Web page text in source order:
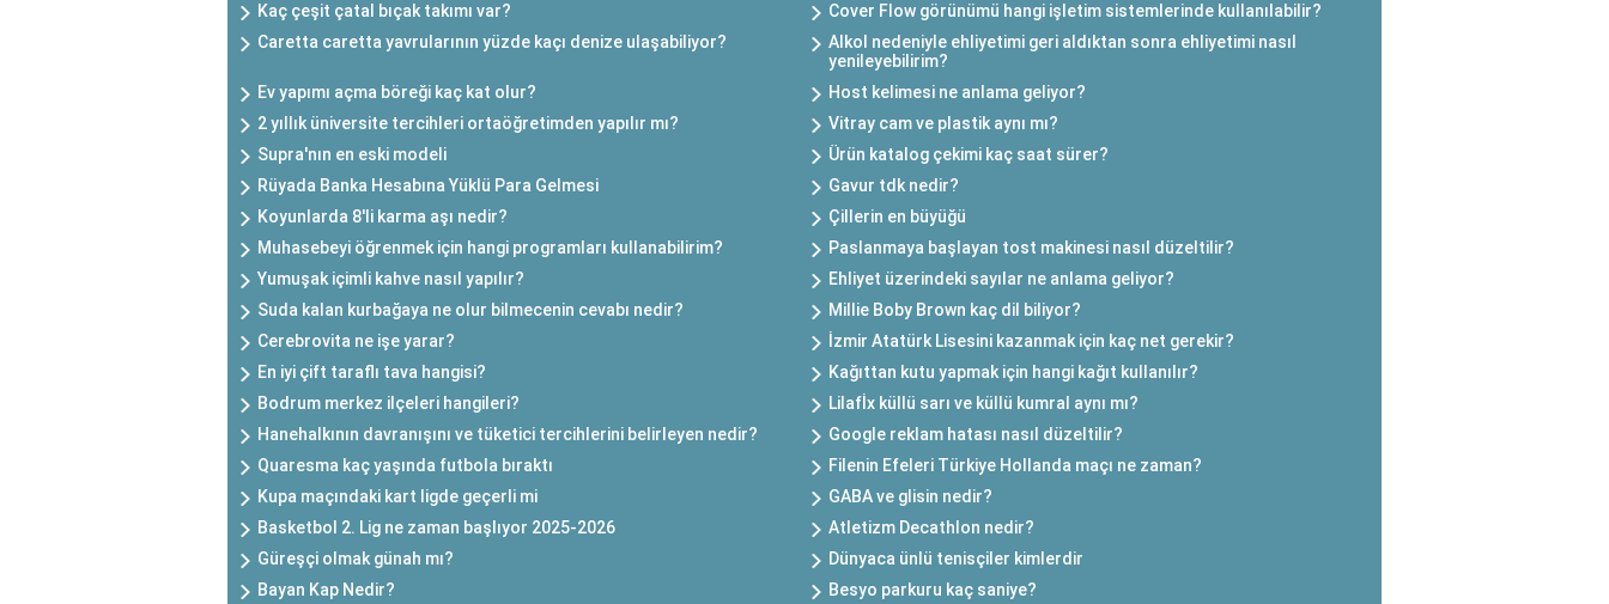
Kaç çeşit çatal bıçak takımı var?
Cover Flow görünümü hangi işletim sistemlerinde kullanılabilir?
Caretta caretta yavrularının yüzde kaçı denize ulaşabiliyor?
Alkol nedeniyle ehliyetimi geri aldıktan sonra ehliyetimi nasıl
yenileyebilirim?
Ev yapımı açma böreği kaç kat olur?
Host kelimesi ne anlama geliyor?
2 yıllık üniversite tercihleri ortaöğretimden yapılır mı?
Vitray cam ve plastik aynı mı?
Supra'nın en eski modeli
Ürün katalog çekimi kaç saat sürer?
Rüyada Banka Hesabına Yüklü Para Gelmesi
Gavur tdk nedir?
Koyunlarda 8'li karma aşı nedir?
Çillerin en büyüğü
Muhasebeyi öğrenmek için hangi programları kullanabilirim?
Paslanmaya başlayan tost makinesi nasıl düzeltilir?
Yumuşak içimli kahve nasıl yapılır?
Ehliyet üzerindeki sayılar ne anlama geliyor?
Suda kalan kurbağaya ne olur bilmecenin cevabı nedir?
Millie Boby Brown kaç dil biliyor?
Cerebrovita ne işe yarar?
İzmir Atatürk Lisesini kazanmak için kaç net gerekir?
En iyi çift taraflı tava hangisi?
Kağıttan kutu yapmak için hangi kağıt kullanılır?
Bodrum merkez ilçeleri hangileri?
Lilafİx küllü sarı ve küllü kumral aynı mı?
Hanehalkının davranışını ve tüketici tercihlerini belirleyen nedir?
Google reklam hatası nasıl düzeltilir?
Quaresma kaç yaşında futbola bıraktı
Filenin Efeleri Türkiye Hollanda maçı ne zaman?
Kupa maçındaki kart ligde geçerli mi
GABA ve glisin nedir?
Basketbol 2. Lig ne zaman başlıyor 2025-2026
Atletizm Decathlon nedir?
Güreşçi olmak günah mı?
Dünyaca ünlü tenisçiler kimlerdir
Bayan Kap Nedir?
Besyo parkuru kaç saniye?